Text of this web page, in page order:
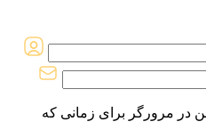
در مرورگر برای زمانی که